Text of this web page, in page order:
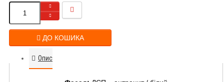
ДО КОШИКА
Опис